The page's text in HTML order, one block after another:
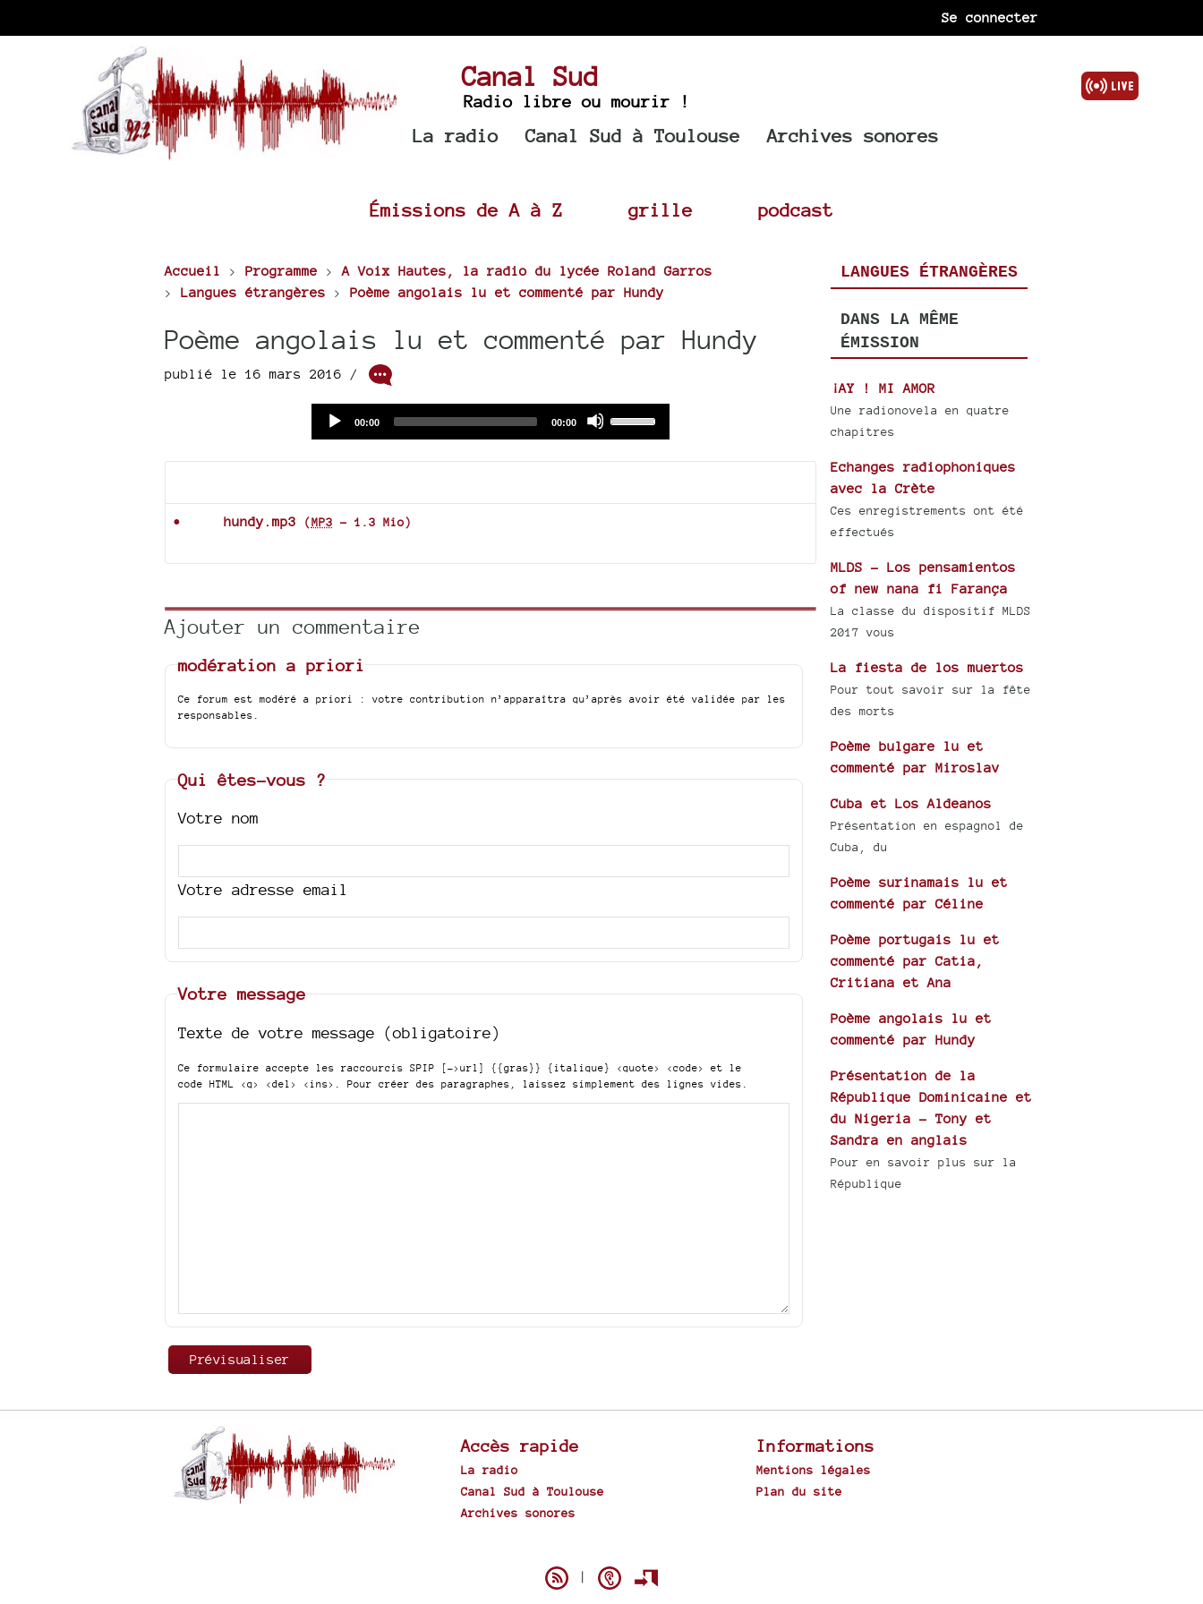
Se connecter
Canal Sud
Radio libre ou mourir !
La radio Canal Sud à Toulouse Archives sonores
Émissions de A à Z grille podcast
Accueil > Programme > A Voix Hautes, la radio du lycée Roland Garros
> Langues étrangères > Poème angolais lu et commenté par Hundy
Poème angolais lu et commenté par Hundy
publié le 16 mars 2016 /
Current
00:00
Total
00:00
decrease
hundy.mp3 (MP3 - 1.3 Mio)
Ajouter un commentaire
modération a priori
Ce forum est modéré a priori : votre contribution n’apparaîtra qu’après avoir été validée par les
responsables.
Qui êtes-vous ?
Votre nom
Votre adresse email
Votre message
Texte de votre message (obligatoire)
Ce formulaire accepte les raccourcis SPIP [->url] {{gras}} {italique} <quote> <code>
et le
code HTML <q> <del> <ins> . Pour créer des paragraphes, laissez simplement des lignes vides.
LANGUES ÉTRANGÈRES
DANS LA MÊME
ÉMISSION
¡AY ! MI AMOR
Une radionovela en quatre
chapitres
Echanges radiophoniques
avec la Crète
Ces enregistrements ont été
effectués
MLDS - Los pensamientos
of new nana fi Farança
La classe du dispositif MLDS
2017 vous
La fiesta de los muertos
Pour tout savoir sur la fête
des morts
Poème bulgare lu et
commenté par Miroslav
Cuba et Los Aldeanos
Présentation en espagnol de
Cuba, du
Poème surinamais lu et
commenté par Céline
Poème portugais lu et
commenté par Catia,
Critiana et Ana
Poème angolais lu et
commenté par Hundy
Présentation de la
République Dominicaine et
du Nigeria - Tony et
Sandra en anglais
Pour en savoir plus sur la
République
Accès rapide
La radio
Canal Sud à Toulouse
Archives sonores
Informations
Mentions légales
Plan du site
|